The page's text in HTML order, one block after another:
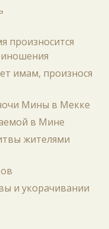
произносится
имам, произнося
Мины в Мекке
в Мине
жителями
и укорачивании